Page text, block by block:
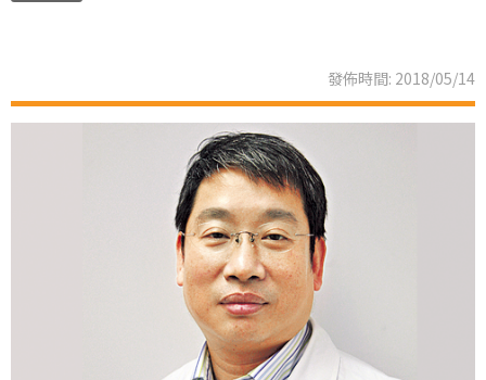
發佈時間: 2018/05/14